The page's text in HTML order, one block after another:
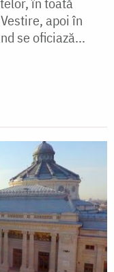
apoi în
se oficiază...